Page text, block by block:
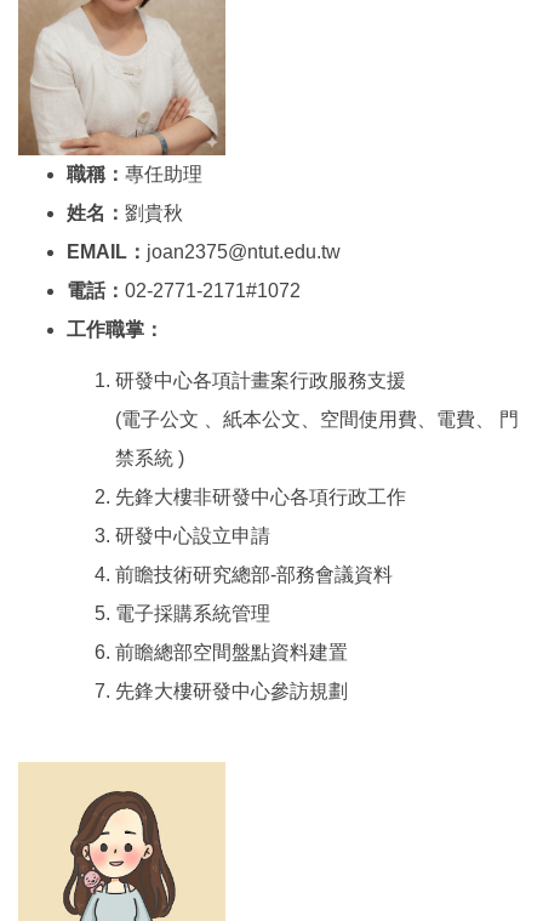
職稱： 專任助理
姓名： 劉貴秋
EMAIL： joan2375@ntut.edu.tw
電話： 02-2771-2171#1072
工作職掌：
研發中心各項計畫案行政服務支援
(電子公文 、紙本公文、空間使用費、電費、 門
禁系統 )
先鋒大樓非研發中心各項行政工作
研發中心設立申請
前瞻技術研究總部-部務會議資料
電子採購系統管理
前瞻總部空間盤點資料建置
先鋒大樓研發中心參訪規劃